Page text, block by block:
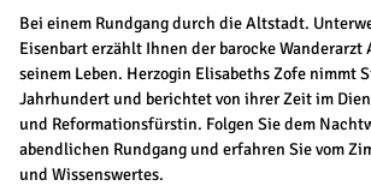
Bei einem Rundgang durch die Altstadt.
Eisenbart erzählt Ihnen der barocke Wanderarzt
seinem Leben. Herzogin Elisabeths Zofe nimmt
Jahrhundert und berichtet von ihrer Zeit im
und Reformationsfürstin. Folgen Sie dem
abendlichen Rundgang und erfahren Sie vom
und Wissenswertes.